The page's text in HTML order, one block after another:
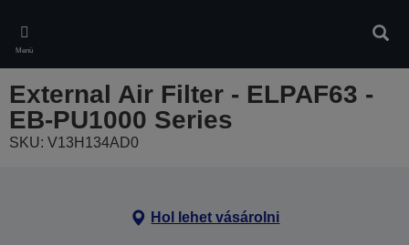
main
content
Menü
External Air Filter - ELPAF63 -
EB-PU1000 Series
SKU: V13H134AD0
Hol lehet vásárolni